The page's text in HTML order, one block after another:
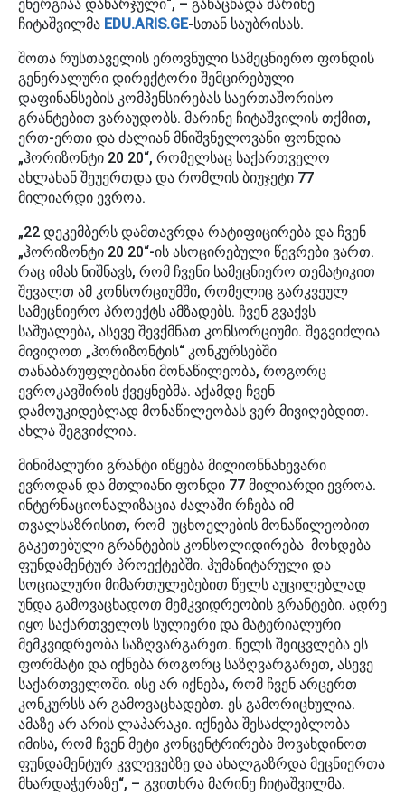
ენერგიაა დახარჯული“, – განაცხადა მარინე
ჩიტაშვილმა EDU.ARIS.GE-სთან საუბრისას.
შოთა რუსთაველის ეროვნული სამეცნიერო ფონდის
გენერალური დირექტორი შემცირებული
დაფინანსების კომპენსირებას საერთაშორისო
გრანტებით ვარაუდობს. მარინე ჩიტაშვილის თქმით,
ერთ-ერთი და ძალიან მნიშვნელოვანი ფონდია
„ჰორიზონტი 20 20“, რომელსაც საქართველო
ახლახან შეუერთდა და რომლის ბიუჯეტი 77
მილიარდი ევროა.
„22 დეკემბერს დამთავრდა რატიფიცირება და ჩვენ
„ჰორიზონტი 20 20“-ის ასოცირებული წევრები ვართ.
რაც იმას ნიშნავს, რომ ჩვენი სამეცნიერო თემატიკით
შევალთ ამ კონსორციუმში, რომელიც გარკვეულ
სამეცნიერო პროექტს ამზადებს. ჩვენ გვაქვს
საშუალება, ასევე შევქმნათ კონსორციუმი. შეგვიძლია
მივიღოთ „ჰორიზონტის“ კონკურსებში
თანაბარუფლებიანი მონაწილეობა, როგორც
ევროკავშირის ქვეყნებმა. აქამდე ჩვენ
დამოუკიდებლად მონაწილეობას ვერ მივიღებდით.
ახლა შეგვიძლია.
მინიმალური გრანტი იწყება მილიონნახევარი
ევროდან და მთლიანი ფონდი 77 მილიარდი ევროა.
ინტერნაციონალიზაცია ძალაში რჩება იმ
თვალსაზრისით, რომ უცხოელების მონაწილეობით
გაკეთებული გრანტების კონსოლიდირება მოხდება
ფუნდამენტურ პროექტებში. ჰუმანიტარული და
სოციალური მიმართულებებით წელს აუცილებლად
უნდა გამოვაცხადოთ მემკვიდრეობის გრანტები. ადრე
იყო საქართველოს სულიერი და მატერიალური
მემკვიდრეობა საზღვარგარეთ. წელს შეიცვლება ეს
ფორმატი და იქნება როგორც საზღვარგარეთ, ასევე
საქართველოში. ისე არ იქნება, რომ ჩვენ არცერთ
კონკურსს არ გამოვაცხადებთ. ეს გამორიცხულია.
ამაზე არ არის ლაპარაკი. იქნება შესაძლებლობა
იმისა, რომ ჩვენ მეტი კონცენტრირება მოვახდინოთ
ფუნდამენტურ კვლევებზე და ახალგაზრდა მეცნიერთა
მხარდაჭერაზე“, – გვითხრა მარინე ჩიტაშვილმა.